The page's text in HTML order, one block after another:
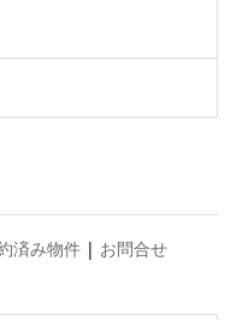
済み物件 | お問合せ